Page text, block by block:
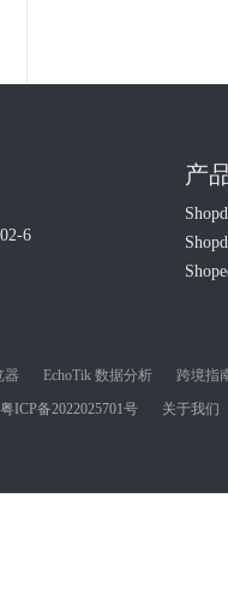
6
产
器 EchoTik 数据分析
跨境指
粤ICP备2022025701号 关于我们